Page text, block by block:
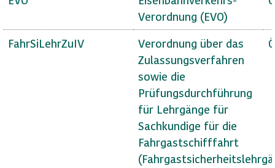
Verordnung (EVO)
FahrSiLehrZuIV
Verordnung über das
Zulassungsverfahren
sowie die
Prüfungsdurchführung
für Lehrgänge für
Sachkundige für die
Fahrgastschifffahrt